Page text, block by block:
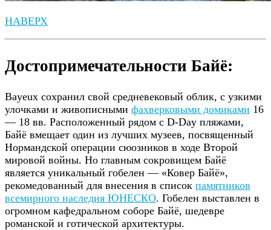
НАВЕРХ
Достопримечательности Байё:
Bayeux сохранил свой средневековый облик, с узкими
улочками и живописными фахверковыми домиками 16
— 18 вв. Расположенный рядом с D-Day пляжами,
Байё вмещает один из лучших музеев, посвященный
Нормандской операции сюозников в ходе Второй
мировой войны. Но главным сокровищем Байё
является уникальный гобелен — «Ковер Байё»,
рекомедованный для внесения в список памятников
всемирного наследия ЮНЕСКО. Гобелен выставлен в
огромном кафедральном соборе Байё, шедевре
романской и готической архитектуры.